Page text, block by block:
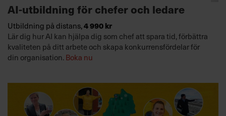
AI-utbildning för chefer och ledare
Utbildning på distans,4 990 kr
Lär dig hur AI kan hjälpa dig som chef att spara tid, förbättra
kvaliteten på ditt arbete och skapa konkurrensfördelar för
din organisation. Boka nu